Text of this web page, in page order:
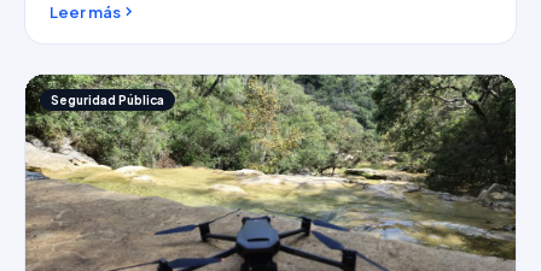
Leer más
Seguridad Pública